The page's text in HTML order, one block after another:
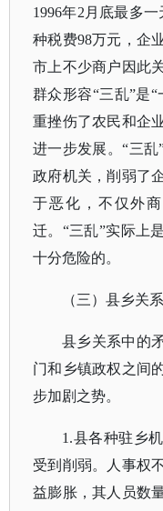
1996年2月底最多
种税费98万元，企
市上不少商户因此
群众形容“三乱”是
重挫伤了农民和企
进一步发展。“三
政府机关，削弱了
于恶化，不仅外
迁。“三乱”实际上
十分危险的。
（三）县乡关
县乡关系中的
门和乡镇政权之间
步加剧之势。
1.县各种驻乡
受到削弱。人事权
益膨胀，其人员数